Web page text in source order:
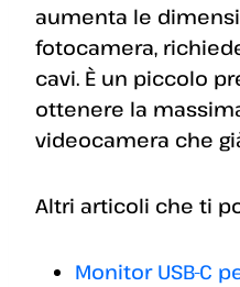
aumenta le
fotocamera,
cavi. È un piccolo
ottenere la
videocamera che
Altri articoli che ti
Monitor USB-C